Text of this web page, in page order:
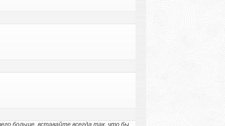
больше, вставайте всегда так, что бы